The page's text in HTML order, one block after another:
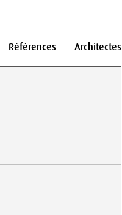
Références Architectes